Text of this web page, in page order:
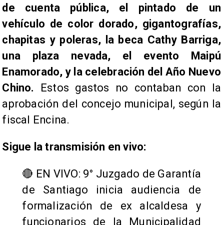
de cuenta pública, el pintado de un
vehículo de color dorado, gigantografías,
chapitas y poleras, la beca Cathy Barriga,
una plaza nevada, el evento Maipú
Enamorado, y la celebración del Año Nuevo
Chino.
Estos gastos no contaban con la
aprobación del concejo municipal, según la
fiscal Encina.
Sigue la transmisión en vivo:
🔴 EN VIVO: 9° Juzgado de Garantía
de Santiago inicia audiencia de
formalización de ex alcaldesa y
funcionarios de la Municipalidad